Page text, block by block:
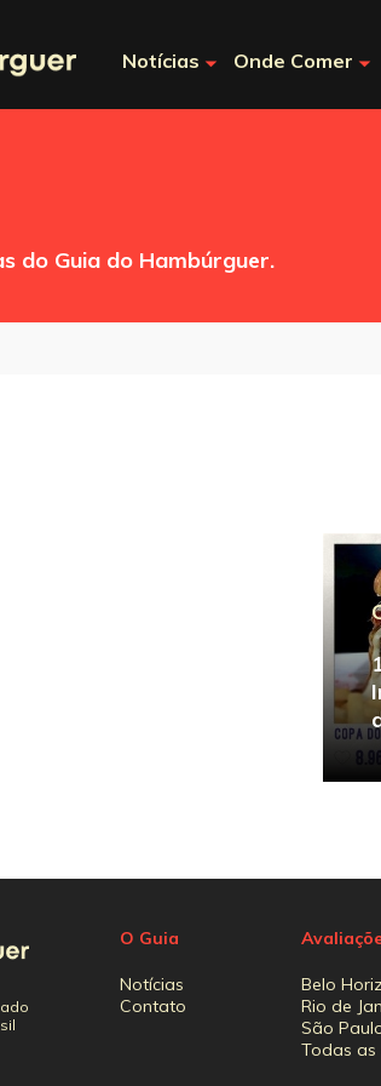
Notícias Onde Comer
do Guia do Hambúrguer.
O Guia
Notícias
Contato
Belo
Rio de
São
Todas as